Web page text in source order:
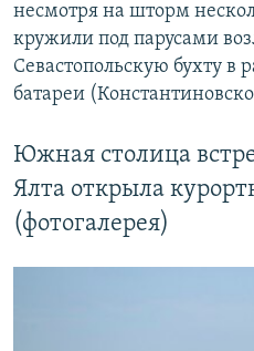
несмотря на шторм
кружили под парусами
Севастопольскую бухту в
батареи
Южная столица
Ялта открыла
(фотогалерея)